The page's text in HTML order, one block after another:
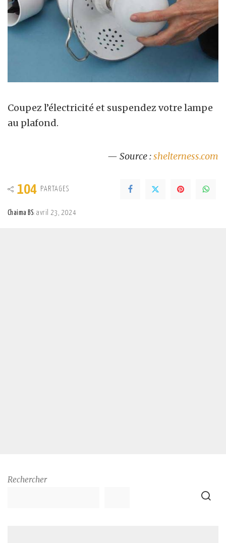
Coupez l’électricité et suspendez votre lampe
au plafond.
— Source :shelterness.com
104 PARTAGES
Chaima BS avril 23, 2024
Rechercher